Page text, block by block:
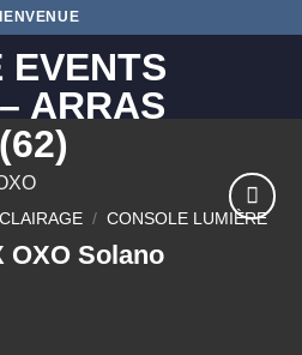
/ CONSOLE LUMIÈRE
OXO Solano